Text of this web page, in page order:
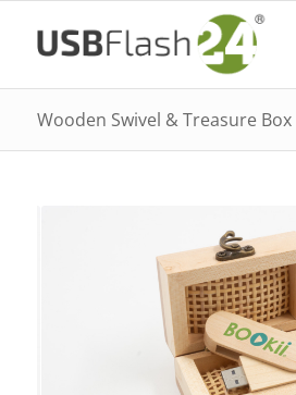
Wooden Swivel & Treasure Box